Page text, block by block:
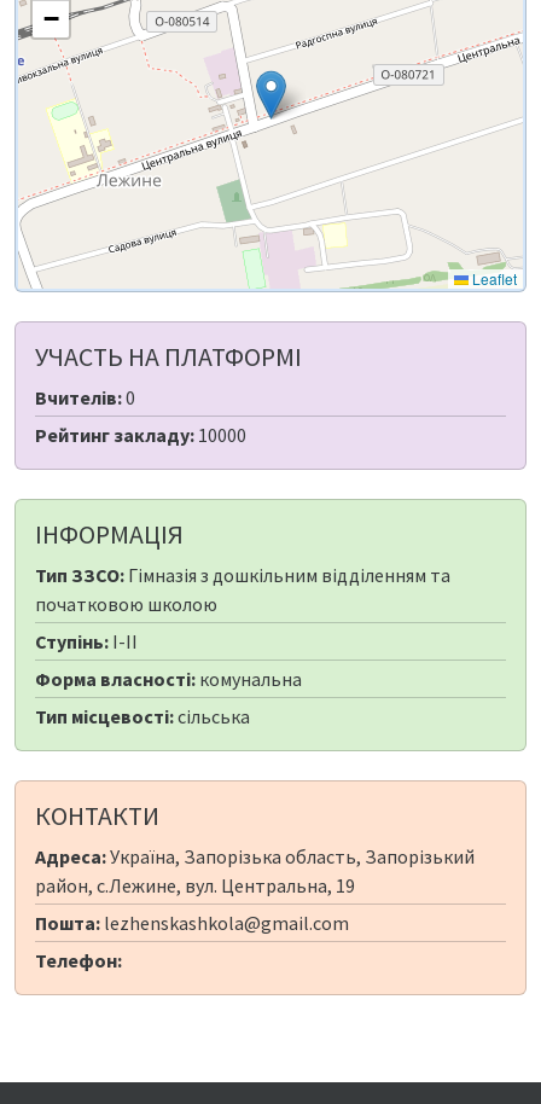
−
Leaflet
УЧАСТЬ НА ПЛАТФОРМІ
Вчителів:0
Рейтинг закладу: 10000
ІНФОРМАЦІЯ
Тип ЗЗСО: Гімназія з дошкільним відділенням та
початковою школою
Ступінь: I-II
Форма власності: комунальна
Тип місцевості:сільська
КОНТАКТИ
Адреса:Україна, Запорізька область, Запорізький
район, с.Лежине, вул. Центральна, 19
Пошта: lezhenskashkola@gmail.com
Телефон: